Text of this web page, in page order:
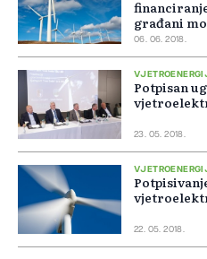
građani
06. 06. 2018.
Potpisan
23. 05. 2018.
22. 05. 2018.